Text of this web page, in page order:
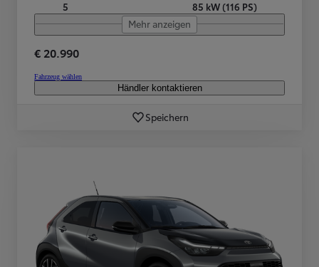
5
85 kW (116 PS)
Mehr anzeigen
€ 20.990
Fahrzeug wählen
Händler kontaktieren
Speichern